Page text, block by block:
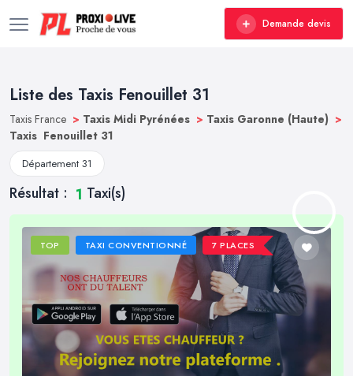
Demande devis
Liste des Taxis Fenouillet 31
Taxis France > Taxis Midi Pyrénées > Taxis Garonne (Haute) >
Taxis Fenouillet 31
Département 31
Résultat : 1 Taxi(s)
TOP TAXI CONVENTIONNÉ 7 PLACES